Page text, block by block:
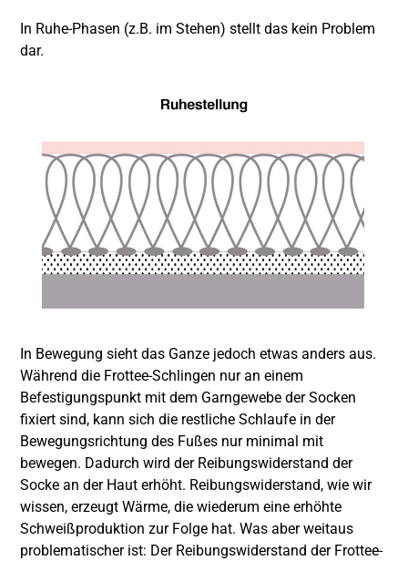
In Ruhe-Phasen (z.B. im Stehen) stellt das kein Problem
dar.
In Bewegung sieht das Ganze jedoch etwas anders aus.
Während die Frottee-Schlingen nur an einem
Befestigungspunkt mit dem Garngewebe der Socken
fixiert sind, kann sich die restliche Schlaufe in der
Bewegungsrichtung des Fußes nur minimal mit
bewegen. Dadurch wird der Reibungswiderstand der
Socke an der Haut erhöht. Reibungswiderstand, wie wir
wissen, erzeugt Wärme, die wiederum eine erhöhte
Schweißproduktion zur Folge hat. Was aber weitaus
problematischer ist: Der Reibungswiderstand der Frottee-